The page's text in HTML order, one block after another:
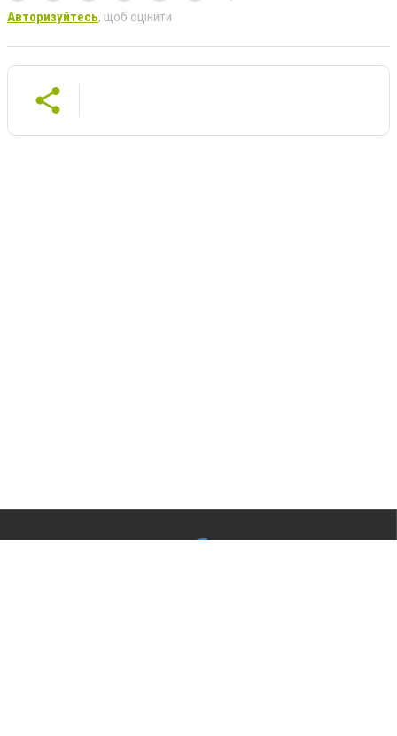
Авторизуйтесь, щоб оцінити